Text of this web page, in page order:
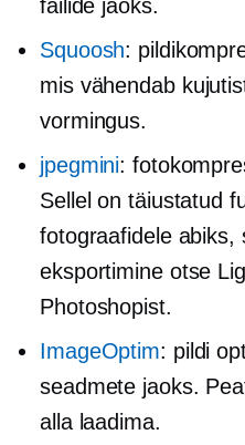
failide jaoks.
Squoosh:
mis vähendab
vormingus.
jpegmini:
Sellel on täiustatud
fotograafidele abiks,
eksportimine otse
Photoshopist.
ImageOptim: pildi
seadmete jaoks.
alla laadima.